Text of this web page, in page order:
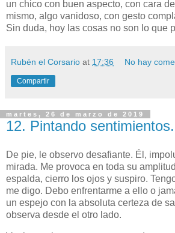
un chico con buen aspecto, con cara
mismo, algo vanidoso, con gesto
Sin duda, hoy las cosas no son lo que
Rubén el Corsario at 17:36 No hay
Compartir
martes, 26 de marzo de 2019
12. Pintando sentimientos.
De pie, le observo desafiante. Él,
mirada. Me provoca en toda su
espalda, cierro los ojos y suspiro.
me digo. Debo enfrentarme a ello o
un espejo con la absoluta certeza de
observa desde el otro lado.